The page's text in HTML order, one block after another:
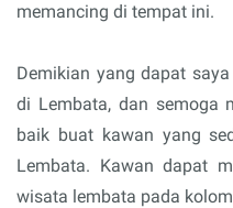
memancing di tempat ini.
Demikian yang dapat
di Lembata, dan semoga
baik buat kawan yang
Lembata. Kawan dapat
wisata lembata pada